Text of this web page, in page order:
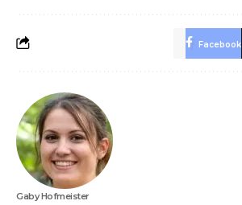
Facebook
Gaby Hofmeister